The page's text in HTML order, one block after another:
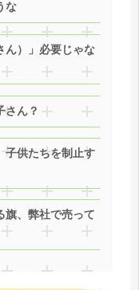
な
ん）」必要じゃな
さん？
子供たちを制止す
旗、弊社で売って